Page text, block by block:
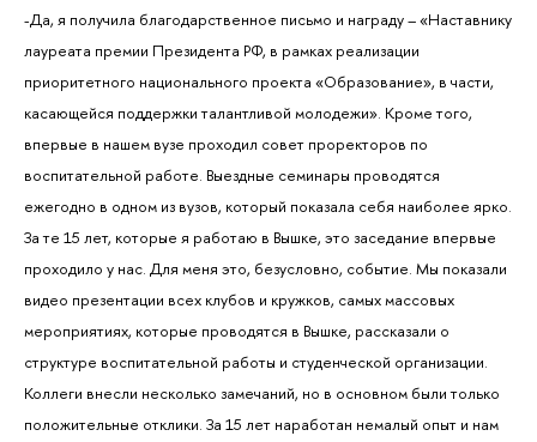
-Да, я получила благодарственное письмо и награду – «Наставнику
лауреата премии Президента РФ, в рамках реализации
приоритетного национального проекта «Образование», в части,
касающейся поддержки талантливой молодежи». Кроме того,
впервые в нашем вузе проходил совет проректоров по
воспитательной работе. Выездные семинары проводятся
ежегодно в одном из вузов, который показала себя наиболее ярко.
За те 15 лет, которые я работаю в Вышке, это заседание впервые
проходило у нас. Для меня это, безусловно, событие. Мы показали
видео презентации всех клубов и кружков, самых массовых
мероприятиях, которые проводятся в Вышке, рассказали о
структуре воспитательной работы и студенческой организации.
Коллеги внесли несколько замечаний, но в основном были только
положительные отклики. За 15 лет наработан немалый опыт и нам